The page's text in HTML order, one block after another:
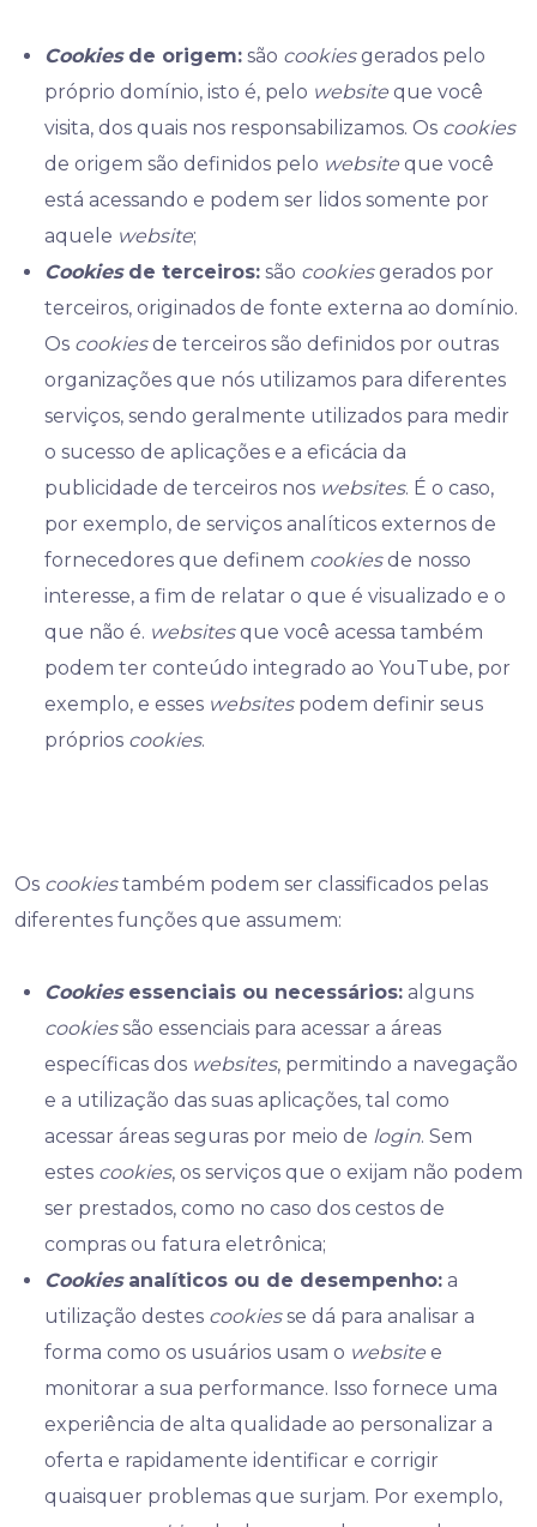
Cookiesde origem: são cookiesgerados pelo
próprio domínio, isto é, pelo website que você
visita, dos quais nos responsabilizamos. Os cookies
de origem são definidos pelo website que você
está acessando e podem ser lidos somente por
aquele website;
Cookiesde terceiros: são cookiesgerados por
terceiros, originados de fonte externa ao domínio.
Os cookiesde terceiros são definidos por outras
organizações que nós utilizamos para diferentes
serviços, sendo geralmente utilizados para medir
o sucesso de aplicações e a eficácia da
publicidade de terceiros nos websites. É o caso,
por exemplo, de serviços analíticos externos de
fornecedores que definem cookiesde nosso
interesse, a fim de relatar o que é visualizado e o
que não é. websitesque você acessa também
podem ter conteúdo integrado ao YouTube, por
exemplo, e esses websitespodem definir seus
próprios cookies.
Os cookiestambém podem ser classificados pelas
diferentes funções que assumem:
Cookiesessenciais ou necessários: alguns
cookiessão essenciais para acessar a áreas
específicas dos websites, permitindo a navegação
e a utilização das suas aplicações, tal como
acessar áreas seguras por meio de login. Sem
estes cookies, os serviços que o exijam não podem
ser prestados, como no caso dos cestos de
compras ou fatura eletrônica;
Cookiesanalíticos ou de desempenho: a
utilização destes cookiesse dá para analisar a
forma como os usuários usam o website e
monitorar a sua performance. Isso fornece uma
experiência de alta qualidade ao personalizar a
oferta e rapidamente identificar e corrigir
quaisquer problemas que surjam. Por exemplo,